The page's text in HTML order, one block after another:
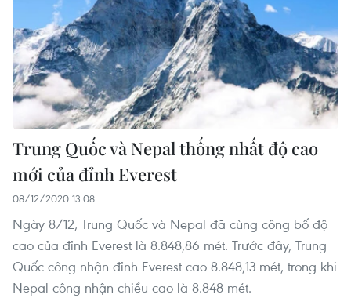
Trung Quốc và Nepal thống nhất độ cao
mới của đỉnh Everest
08/12/2020 13:08
Ngày 8/12, Trung Quốc và Nepal đã cùng công bố độ
cao của đỉnh Everest là 8.848,86 mét. Trước đây, Trung
Quốc công nhận đỉnh Everest cao 8.848,13 mét, trong khi
Nepal công nhận chiều cao là 8.848 mét.